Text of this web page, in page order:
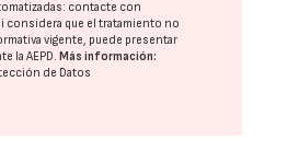
contacte con
considera que el tratamiento no
vigente, puede presentar
laAEPD. Más información:
de Datos